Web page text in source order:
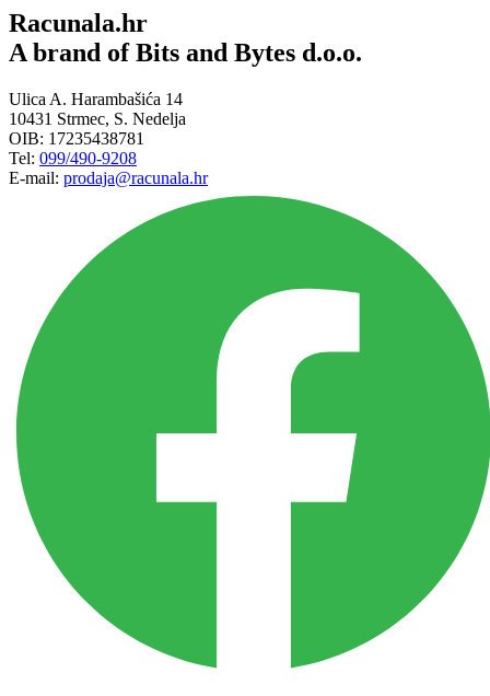
Racunala.hr
A brand of Bits and Bytes d.o.o.
Ulica A. Harambašića 14
10431 Strmec, S. Nedelja
OIB: 17235438781
Tel: 099/490-9208
E-mail: prodaja@racunala.hr